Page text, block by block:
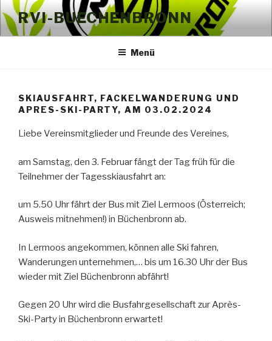
Zum
Inhalt
springen
RVI-BUECHENBRONN
Menü
SKIAUSFAHRT, FACKELWANDERUNG UND
APRES-SKI-PARTY, AM 03.02.2024
Liebe Vereinsmitglieder und Freunde des Vereines,
am Samstag, den 3. Februar fängt der Tag früh für die
Teilnehmer der Tagesskiausfahrt an:
um 5.50 Uhr fährt der Bus mit Ziel Lermoos (Österreich;
Ausweis mitnehmen!) in Büchenbronn ab.
In Lermoos angekommen, können alle Ski fahren,
Wanderungen unternehmen,… bis um 16.30 Uhr der Bus
wieder mit Ziel Büchenbronn abfährt!
Gegen 20 Uhr wird die Busfahrgesellschaft zur Après-
Ski-Party in Büchenbronn erwartet!